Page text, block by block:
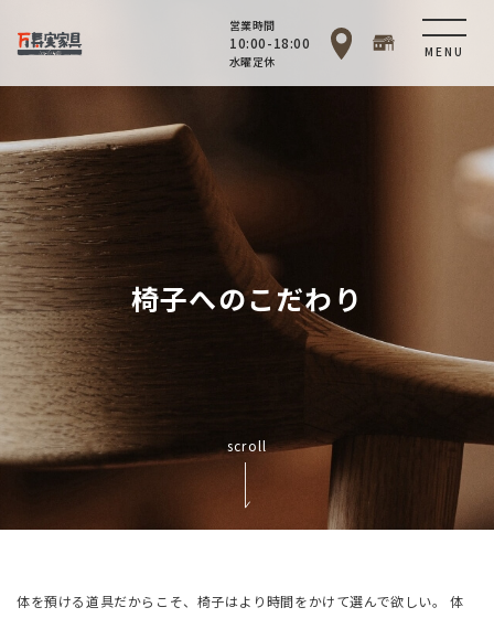
営業時間
10:00-18:00
水曜定休
MENU
椅子へのこだわり
scroll
体を預ける道具だからこそ、椅子はより時間をかけて選んで欲しい。 体